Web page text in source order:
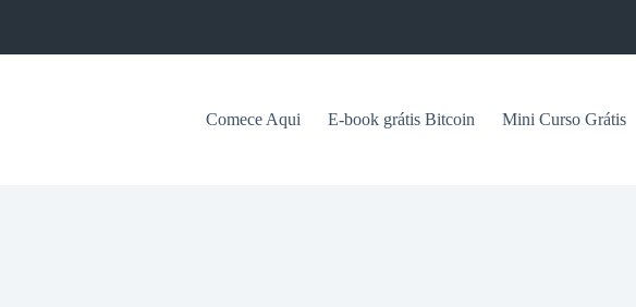
Comece Aqui E-book grátis Bitcoin Mini Curso Grátis